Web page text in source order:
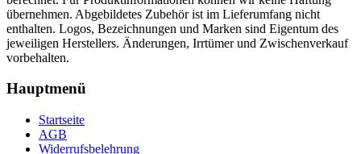
übernehmen. Abgebildetes Zubehör ist im Lieferumfang nicht
enthalten. Logos, Bezeichnungen und Marken sind Eigentum des
jeweiligen Herstellers. Änderungen, Irrtümer und Zwischenverkauf
vorbehalten.
Hauptmenü
Startseite
AGB
Widerrufsbelehrung